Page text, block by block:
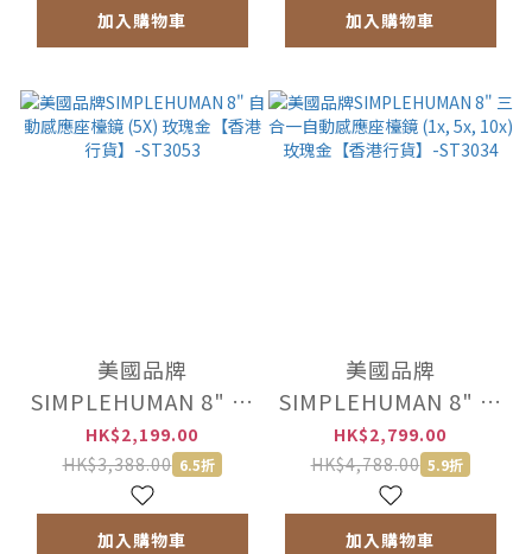
加入購物車 加入購物車
美國品牌
SIMPLEHUMAN 8" 自
動感應座檯鏡 (5X) 玫
瑰金【香港行貨】-
ST3053
HK$2,199.00
HK$3,388.00 6.5折
加入購物車
美國品牌
SIMPLEHUMAN 8" 三
合一自動感應座檯鏡
(1x, 5x, 10x) 玫瑰金
【香港行貨】-ST3034
HK$2,799.00
HK$4,788.00 5.9折
加入購物車